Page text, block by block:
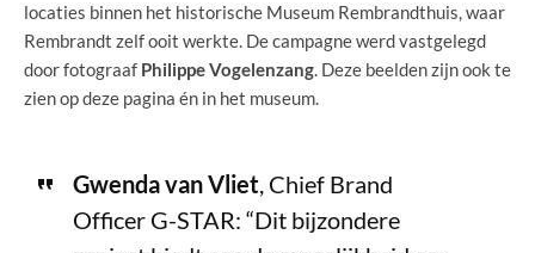
locaties binnen het historische Museum Rembrandthuis, waar
Rembrandt zelf ooit werkte. De campagne werd vastgelegd
door fotograaf Philippe Vogelenzang. Deze beelden zijn ook te
zien op deze pagina én in het museum.
Gwenda van Vliet, Chief Brand
Officer G-STAR: “Dit bijzondere